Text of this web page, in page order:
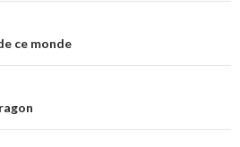
ce monde